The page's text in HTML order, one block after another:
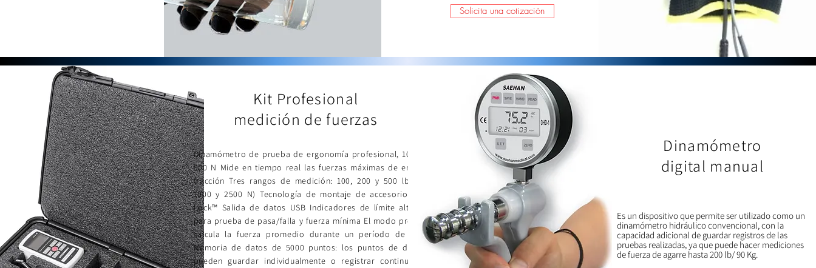
Solicita una cotización
Kit Profesional
medición de fuerzas
Dinamómetro de prueba de ergonomía profesional, 100 lbF /
500 N Mide en tiempo real las fuerzas máximas de empuje y
tracción Tres rangos de medición: 100, 200 y 500 lbF (500,
1000 y 2500 N) Tecnología de montaje de accesorios Click-
Lock™ Salida de datos USB Indicadores de límite alto/bajo,
para prueba de pasa/falla y fuerza mínima El modo promedio
calcula la fuerza promedio durante un período de tiempo
Memoria de datos de 5000 puntos: los puntos de datos se
pueden guardar individualmente o registrar continuamente
Dinamómetro
digital manual
Es un dispositivo que permite ser utilizado como un
dinamómetro hidráulico convencional, con la
capacidad adicional de guardar registros de las
pruebas realizadas, ya que puede hacer mediciones
de fuerza de agarre hasta 200 lb/ 90 Kg.